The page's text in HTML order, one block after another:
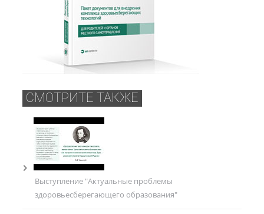
СМОТРИТЕ ТАКЖЕ
Выступление "Актуальные проблемы
здоровьесберегающего образования"